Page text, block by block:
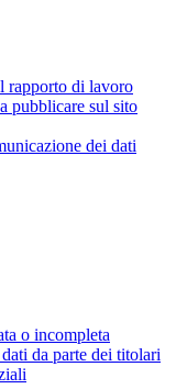
rapporto di lavoro
pubblicare sul sito
dei dati
o incompleta
da parte dei titolari